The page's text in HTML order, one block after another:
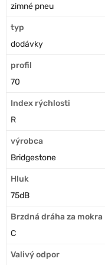
zimné pneu
typ
dodávky
profil
70
Index rýchlosti
R
výrobca
Bridgestone
Hluk
75dB
Brzdná dráha za mokra
C
Valivý odpor